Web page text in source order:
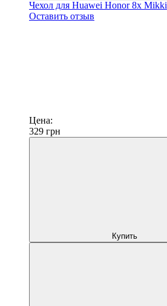
Чехол для Huawei Honor 8x Mikki
Оставить отзыв
Цена:
329 грн
Купить